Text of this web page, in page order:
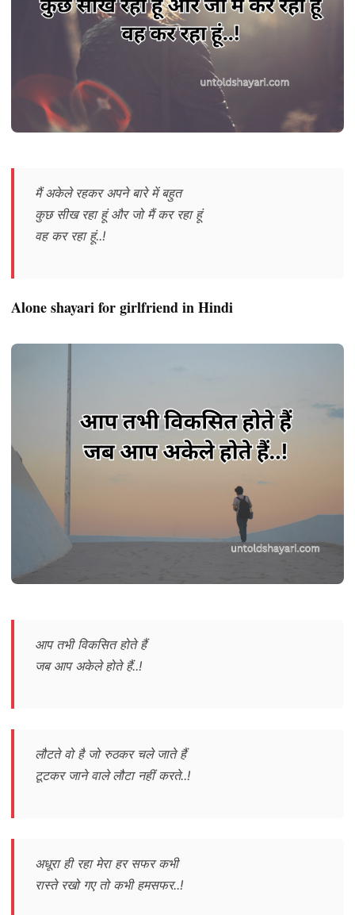
मैं अकेले रहकर अपने बारे में बहुत
कुछ सीख रहा हूं और जो मैं कर रहा हूं
वह कर रहा हूं..!
Alone shayari for girlfriend in Hindi
आप तभी विकसित होते हैं
जब आप अकेले होते हैं..!
लौटते वो है जो रुठकर चले जाते हैं
टूटकर जाने वाले लौटा नहीं करते..!
अधूरा ही रहा मेरा हर सफर कभी
रास्ते रखो गए तो कभी हमसफर..!